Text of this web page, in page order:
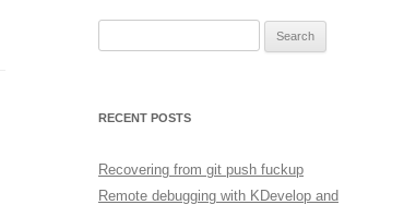
RECENT POSTS
Recovering from git push fuckup
Remote debugging with KDevelop and